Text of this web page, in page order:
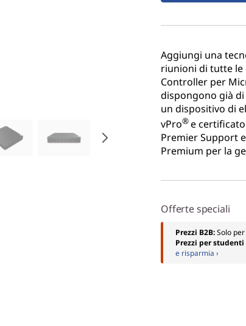
Aggiungi una
riunioni di tutte le
Controller per
dispongono già
un dispositivo di
vPro®e
Premier Support
Premium per la
Offerte speciali
Prezzi B2B:Solo
Prezzi per
e risparmia ›